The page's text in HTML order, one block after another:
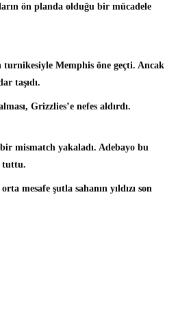
ön planda olduğu bir mücadele
turnikesiyle Memphis öne geçti. Ancak
taşıdı.
Grizzlies’e nefes aldırdı.
mismatch yakaladı. Adebayo bu
tuttu.
mesafe şutla sahanın yıldızı son